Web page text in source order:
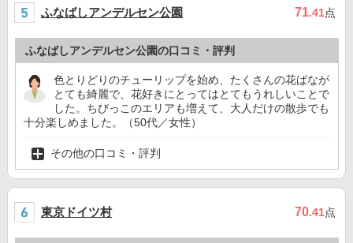
ふなばしアンデルセン公園 71.41点
ふなばしアンデルセン公園の口コミ・評判
色とりどりのチューリップを始め、たくさんの花ばなが
とても綺麗で、花好きにとってはとてもうれしいことで
した。ちびっこのエリアも増えて、大人だけの散歩でも
十分楽しめました。（50代／女性）
その他の口コミ・評判
東京ドイツ村 70.41点